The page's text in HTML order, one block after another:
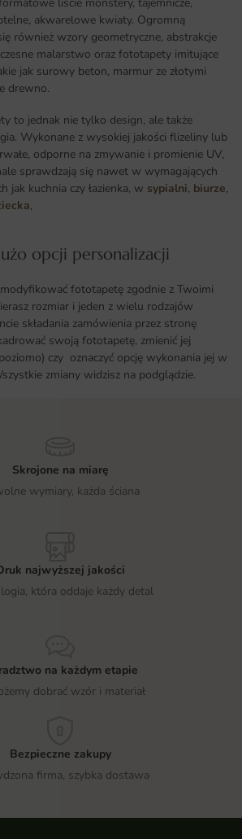
akwarelowe kwiaty. Ogromną
również wzory geometryczne, abstrakcje
malarstwo oraz fototapety imitujące
jak surowy beton, marmur ze złotymi
drewno.
to jednak nie tylko design, ale także
Wykonane z wysokiej jakości flizeliny lub
odporne na zmywanie i promienie UV,
sprawdzają się nawet w wymagających
jak kuchnia czy łazienka, w sypialni, biurze,
,
opcji personalizacji
fototapetę zgodnie z Twoimi
rozmiar i jeden z wielu rodzajów
składania zamówienia przez stronę
swoją fototapetę, zmienić jej
czy oznaczyć opcję wykonania jej w
zmiany widzisz na podglądzie.
Skrojone na miarę
wymiary, każda ściana
najwyższej jakości
która oddaje każdy detal
na każdym etapie
dobrać wzór i materiał
Bezpieczne zakupy
firma, szybka dostawa